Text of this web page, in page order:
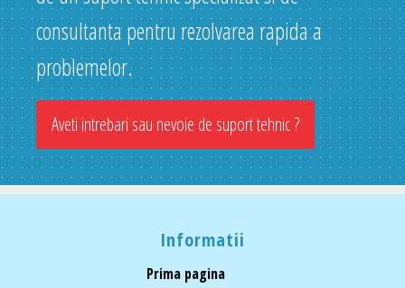
consultanta pentru rezolvarea rapida a
problemelor.
Aveti intrebari sau nevoie de suport tehnic ?
Informatii
Prima pagina